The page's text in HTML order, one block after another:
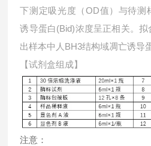
下测定吸光度（OD值）与待测
诱导蛋白(Bid)浓度呈正相关。
出样本中 人BH3结构域凋亡诱导
【试剂盒组成】
注意：